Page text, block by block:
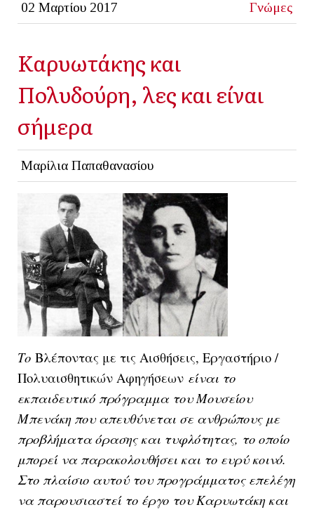
02 Μαρτίου 2017 Γνώμες
Καρυωτάκης και
Πολυδούρη, λες και είναι
σήμερα
Μαρίλια Παπαθανασίου
Το Βλέποντας με τις Αισθήσεις, Εργαστήριο /
Πολυαισθητικών Αφηγήσεων είναι το
εκπαιδευτικό πρόγραμμα του Μουσείου
Μπενάκη που απευθύνεται σε ανθρώπους με
προβλήματα όρασης και τυφλότητας, το οποίο
μπορεί να παρακολουθήσει και το ευρύ κοινό.
Στο πλαίσιο αυτού του προγράμματος επελέγη
να παρουσιαστεί το έργο του Καρυωτάκη και